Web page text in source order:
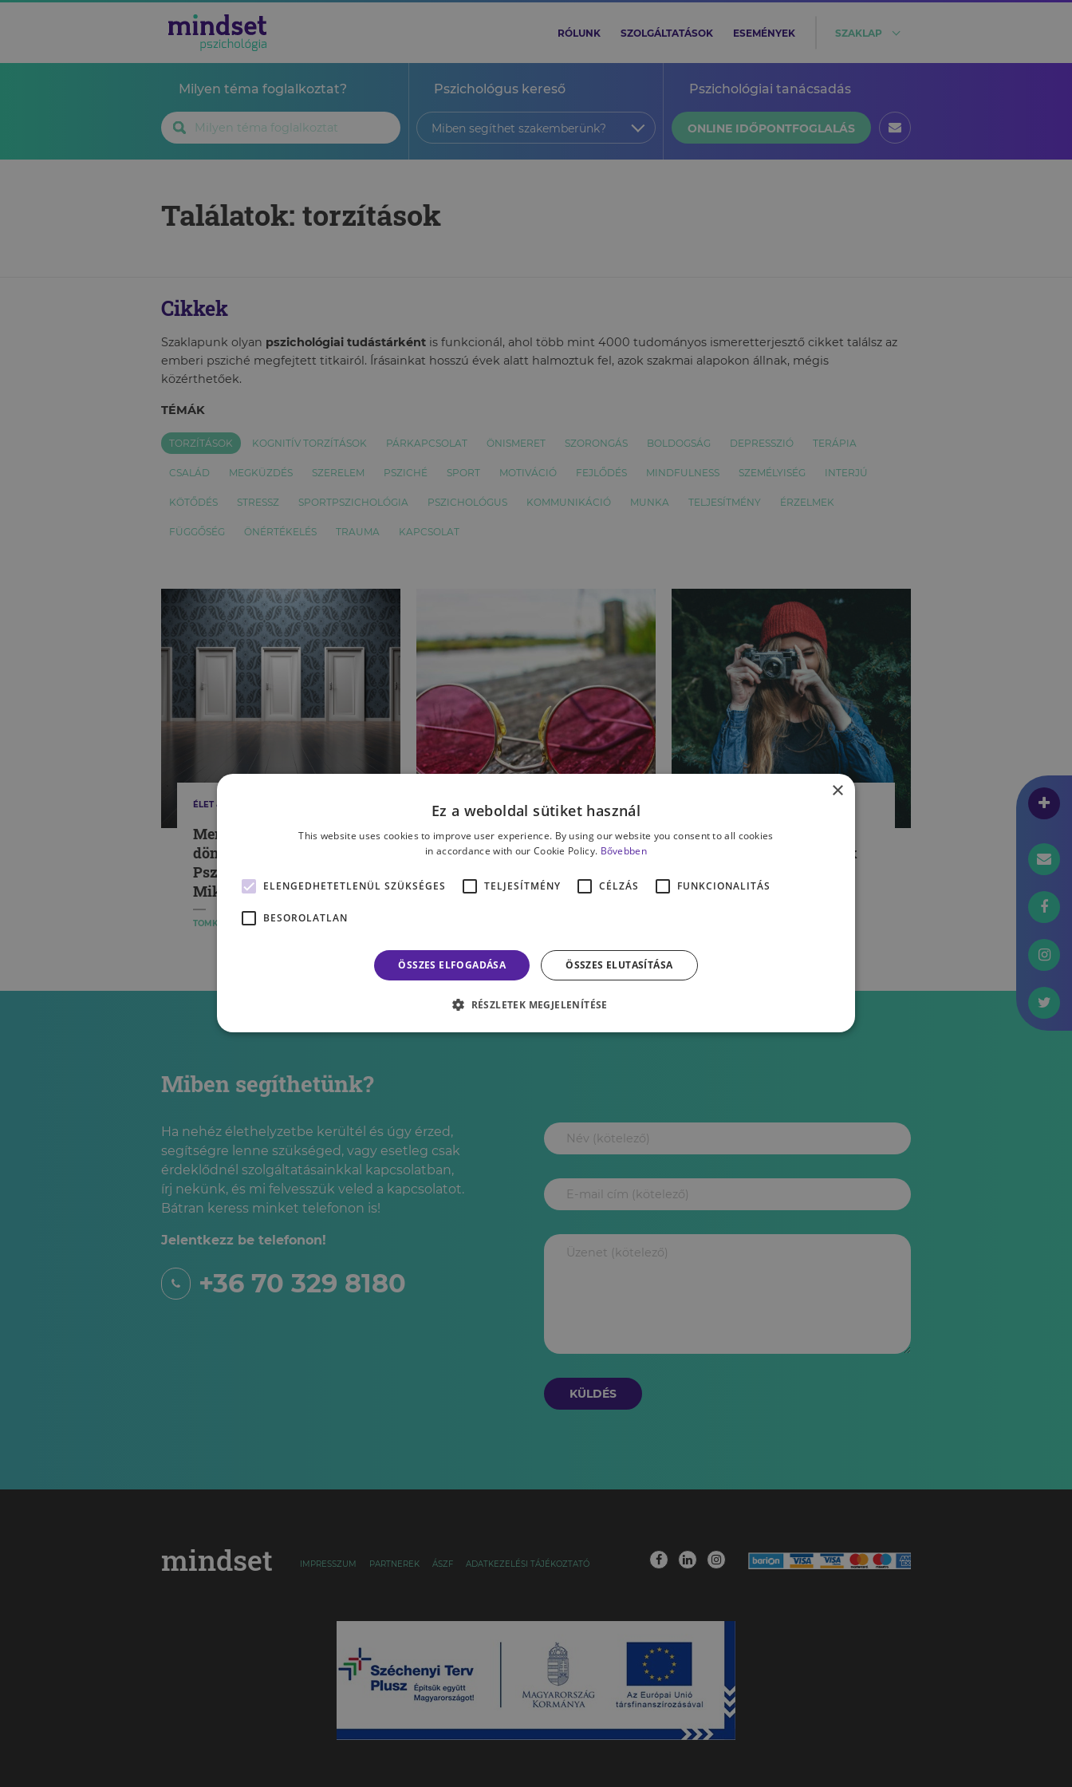
RÓLUNK SZOLGÁLTATÁSOK ESEMÉNYEK SZAKLAP
Milyen téma foglalkoztat? Pszichológus kereső
Miben segíthet szakemberünk?
Pszichológiai tanácsadás
ONLINE IDŐPONTFOGLALÁS
Találatok: torzítások
Cikkek
Szaklapunk olyan pszichológiai tudástárként is funkcionál, ahol több mint 4000 tudományos ismeretterjesztő cikket találsz az
emberi psziché megfejtett titkairól. Írásainkat hosszú évek alatt halmoztuk fel, azok szakmai alapokon állnak, mégis
közérthetőek.
TÉMÁK
TORZÍTÁSOK KOGNITÍV TORZÍTÁSOK PÁRKAPCSOLAT ÖNISMERET SZORONGÁS BOLDOGSÁG DEPRESSZIÓ TERÁPIA
CSALÁD MEGKÜZDÉS SZERELEM PSZICHÉ SPORT MOTIVÁCIÓ FEJLŐDÉS MINDFULNESS SZEMÉLYISÉG INTERJÚ
KÖTŐDÉS STRESSZ SPORTPSZICHOLÓGIA PSZICHOLÓGUS KOMMUNIKÁCIÓ MUNKA TELJESÍTMÉNY ÉRZELMEK
FÜGGŐSÉG ÖNÉRTÉKELÉS TRAUMA KAPCSOLAT
ÉLET & PSZICHOLÓGIA
Mennyit tudunk a saját
döntéseinkről? –
Pszicho-Kávéház Földi
Miklós Dániellel
TOMKU GYÖRGY
ÉLET & PSZICHOLÓGIA
Pozitív illúziók,
amelyekre egyszerűen
Miért vagyunk
elégedetlenek a rólunk
Miben segíthetünk?
Ha nehéz élethelyzetbe kerültél és úgy érzed,
segítségre lenne szükséged, vagy esetleg csak
érdeklődnél szolgáltatásainkkal kapcsolatban,
írj nekünk, és mi felvesszük veled a kapcsolatot.
Bátran keress minket telefonon is!
Jelentkezz be telefonon!
+36 70 329 8180
KÜLDÉS
mindset IMPRESSZUM PARTNEREK ÁSZF ADATKEZELÉSI TÁJÉKOZTATÓ
×
Ez a weboldal sütiket használ
This website uses cookies to improve user experience. By using our website you consent to all cookies
in accordance with our Cookie Policy. Bővebben
ELENGEDHETETLENÜL SZÜKSÉGES TELJESÍTMÉNY CÉLZÁS FUNKCIONALITÁS
BESOROLATLAN
ÖSSZES ELFOGADÁSA ÖSSZES ELUTASÍTÁSA
RÉSZLETEK MEGJELENÍTÉSE